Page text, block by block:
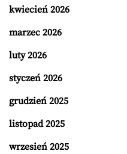
kwiecień 2026
marzec 2026
luty 2026
styczeń 2026
grudzień 2025
listopad 2025
wrzesień 2025